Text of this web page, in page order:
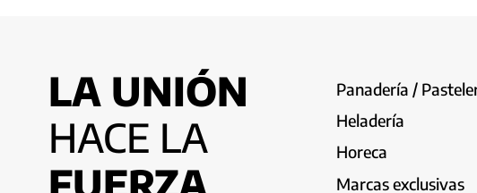
LA UNIÓN
HACE LA
Panadería /
Heladería
Horeca
Marcas exclusivas